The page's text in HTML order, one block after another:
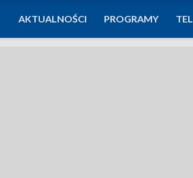
AKTUALNOŚCI PROGRAMY